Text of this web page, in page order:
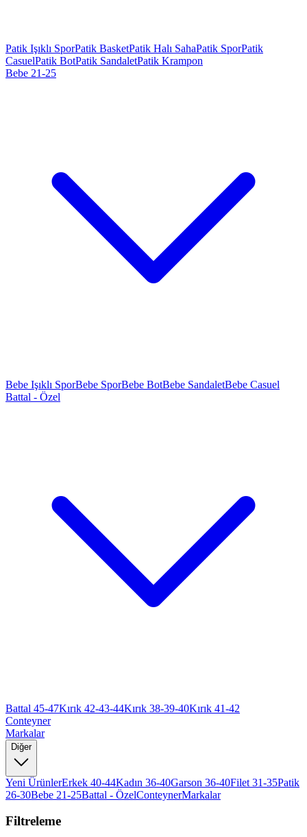
Patik Işıklı SporPatik BasketPatik Halı SahaPatik SporPatik
CasuelPatik BotPatik SandaletPatik Krampon
Bebe 21-25
Bebe Işıklı SporBebe SporBebe BotBebe SandaletBebe Casuel
Battal - Özel
Battal 45-47Kırık 42-43-44Kırık 38-39-40Kırık 41-42
Conteyner
Markalar
Diğer
Yeni ÜrünlerErkek 40-44Kadın 36-40Garson 36-40Filet 31-35Patik
26-30Bebe 21-25Battal - ÖzelConteynerMarkalar
Filtreleme